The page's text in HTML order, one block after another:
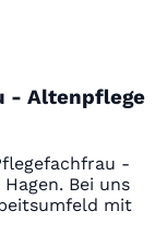
- Altenpflege
-
Bei uns
mit